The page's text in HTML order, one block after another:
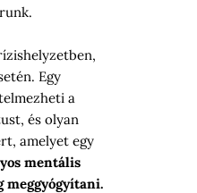
Egy
a
és olyan
amelyet egy
mentális
meggyógyítani.